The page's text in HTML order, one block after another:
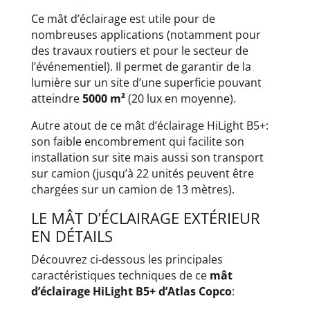
Ce mât d’éclairage est utile pour de
nombreuses applications (notamment pour
des travaux routiers et pour le secteur de
l’événementiel). Il permet de garantir de la
lumière sur un site d’une superficie pouvant
atteindre5000 m²(20 lux en moyenne).
Autre atout de ce mât d’éclairage HiLight B5+:
son faible encombrement qui facilite son
installation sur site mais aussi son transport
sur camion (jusqu’à 22 unités peuvent être
chargées sur un camion de 13 mètres).
LE MÂT D’ÉCLAIRAGE EXTÉRIEUR
EN DÉTAILS
Découvrez ci-dessous les principales
caractéristiques techniques de ce mât
d’éclairage HiLight B5+ d’Atlas Copco: